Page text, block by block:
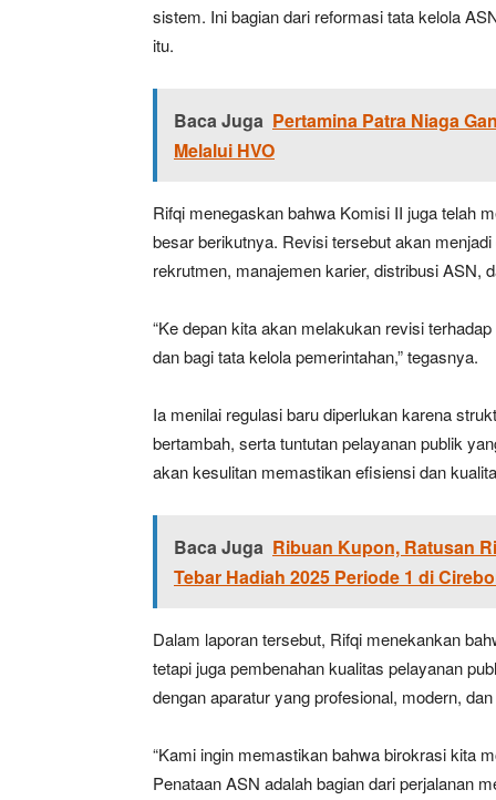
sistem. Ini bagian dari reformasi tata kelola
itu.
Baca Juga Pertamina Patra Niaga
Melalui HVO
Rifqi menegaskan bahwa Komisi II juga telah
besar berikutnya. Revisi tersebut akan
rekrutmen, manajemen karier, distribusi ASN,
“Ke depan kita akan melakukan revisi
dan bagi tata kelola pemerintahan,” tegasnya.
Ia menilai regulasi baru diperlukan karena
bertambah, serta tuntutan pelayanan publik
akan kesulitan memastikan efisiensi dan
Baca Juga Ribuan Kupon, Ratusan
Tebar Hadiah 2025 Periode 1 di
Dalam laporan tersebut, Rifqi menekankan
tetapi juga pembenahan kualitas pelayanan
dengan aparatur yang profesional, modern,
“Kami ingin memastikan bahwa birokrasi kita
Penataan ASN adalah bagian dari perjalanan